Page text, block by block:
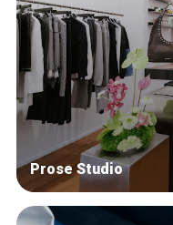
Prose Studio